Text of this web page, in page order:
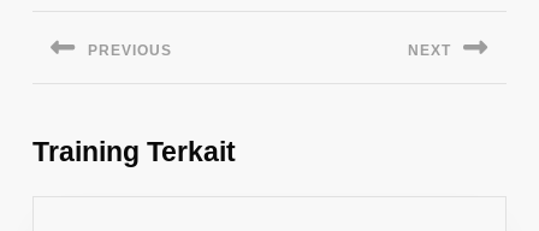
PREVIOUS NEXT
Training Terkait